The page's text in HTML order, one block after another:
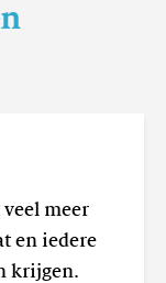
meer
en iedere
krijgen.